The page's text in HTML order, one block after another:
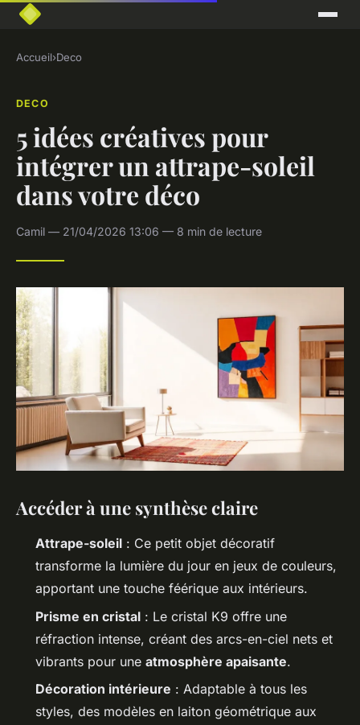
Accueil›Deco
DECO
5 idées créatives pour
intégrer un attrape-soleil
dans votre déco
Camil — 21/04/2026 13:06 — 8 min de lecture
Accéder à une synthèse claire
Attrape-soleil : Ce petit objet décoratif
transforme la lumière du jour en jeux de couleurs,
apportant une touche féérique aux intérieurs.
Prisme en cristal : Le cristal K9 offre une
réfraction intense, créant des arcs-en-ciel nets et
vibrants pour une atmosphère apaisante.
Décoration intérieure : Adaptable à tous les
styles, des modèles en laiton géométrique aux